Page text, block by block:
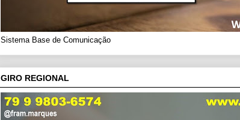
Sistema Base de Comunicação
GIRO REGIONAL